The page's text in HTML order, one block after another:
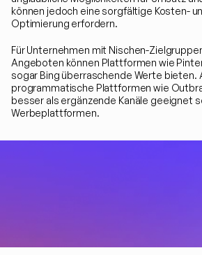
können jedoch eine sorgfältige Kosten-
Optimierung erfordern.
Für Unternehmen mit Nischen-
Angeboten können Plattformen wie
sogar Bing überraschende Werte bieten.
programmatische Plattformen wie
besser als ergänzende Kanäle geeignet
Werbeplattformen.